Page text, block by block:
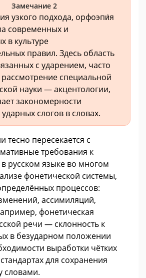
Замечание 2
узкого подхода, орфоэпи́я
современных и
в культуре
правил. Здесь область
с ударением, часто
специальной
науки — акцентологии,
закономерности
слогов в словах.
тесно пересекается с
требования к
русском языке во многом
фонетической системы,
процессов:
ассимиляций,
фонетическая
речи — склонность к
в безударном положении
выработки чётких
для сохранения
словами.